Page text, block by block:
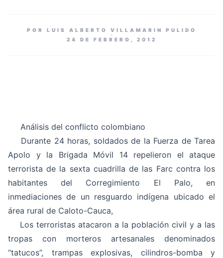
POR LUIS ALBERTO VILLAMARIN PULIDO
24 DE FEBRERO, 2012
Análisis del conflicto colombiano
Durante 24 horas, soldados de la Fuerza de Tarea
Apolo y la Brigada Móvil 14 repelieron el ataque
terrorista de la sexta cuadrilla de las Farc contra los
habitantes del Corregimiento El Palo, en
inmediaciones de un resguardo indígena ubicado el
área rural de Caloto-Cauca,
Los terroristas atacaron a la población civil y a las
tropas con morteros artesanales denominados
“tatucos”, trampas explosivas, cilindros-bomba y